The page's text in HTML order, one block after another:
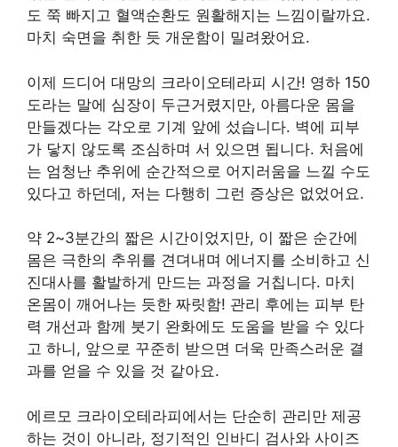
도 쭉 빠지고 혈액순환도 원활해지는 느낌이랄까요.
마치 숙면을 취한 듯 개운함이 밀려왔어요.
이제 드디어 대망의 크라이오테라피 시간! 영하 150
도라는 말에 심장이 두근거렸지만, 아름다운 몸을
만들겠다는 각오로 기계 앞에 섰습니다. 벽에 피부
가 닿지 않도록 조심하며 서 있으면 됩니다. 처음에
는 엄청난 추위에 순간적으로 어지러움을 느낄 수도
있다고 하던데, 저는 다행히 그런 증상은 없었어요.
약 2~3분간의 짧은 시간이었지만, 이 짧은 순간에
몸은 극한의 추위를 견뎌내며 에너지를 소비하고 신
진대사를 활발하게 만드는 과정을 거칩니다. 마치
온몸이 깨어나는 듯한 짜릿함! 관리 후에는 피부 탄
력 개선과 함께 붓기 완화에도 도움을 받을 수 있다
고 하니, 앞으로 꾸준히 받으면 더욱 만족스러운 결
과를 얻을 수 있을 것 같아요.
에르모 크라이오테라피에서는 단순히 관리만 제공
하는 것이 아니라, 정기적인 인바디 검사와 사이즈